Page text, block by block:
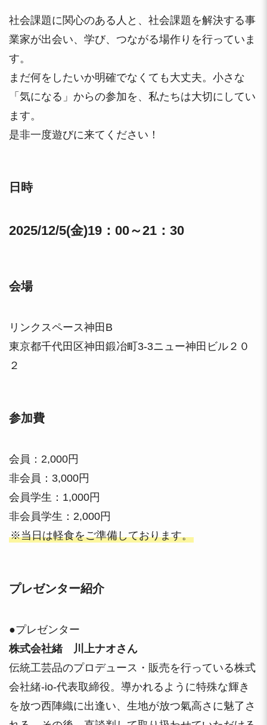
社会課題に関心のある人と、社会課題を解決する事
業家が出会い、学び、つながる場作りを行っていま
す。
まだ何をしたいか明確でなくても大丈夫。小さな
「気になる」からの参加を、私たちは大切にしてい
ます。
是非一度遊びに来てください！
日時
2025/12/5(金)19：00～21：30
会場
リンクスペース神田B
東京都千代田区神田鍛冶町3-3ニュー神田ビル２０
２
参加費
会員：2,000円
非会員：3,000円
会員学生：1,000円
非会員学生：2,000円
※当日は軽食をご準備しております。
プレゼンター紹介
●プレゼンター
株式会社緒 川上ナオさん
伝統工芸品のプロデュース・販売を行っている株式
会社緒-io-代表取締役。導かれるように特殊な輝き
を放つ西陣織に出逢い、生地が放つ氣高さに魅了さ